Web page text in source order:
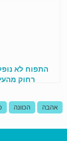
התפוח לא
רחוק
אהבה הכוונה